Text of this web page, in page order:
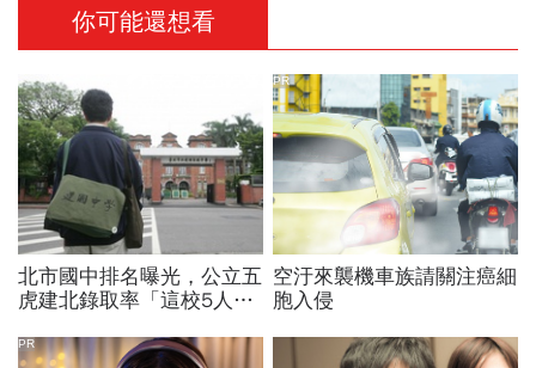
你可能還想看
北市國中排名曝光，公立五
虎建北錄取率「這校5人就
成績單背後的代價有多大
空汙來襲機車族請關注癌細
胞入侵
PR
PR